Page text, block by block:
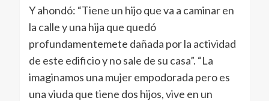
Y ahondó: “Tiene un hijo que va a caminar en
la calle y una hija que quedó
profundamentemete dañada por la actividad
de este edificio y no sale de su casa”. “La
imaginamos una mujer empodorada pero es
una viuda que tiene dos hijos, vive en un